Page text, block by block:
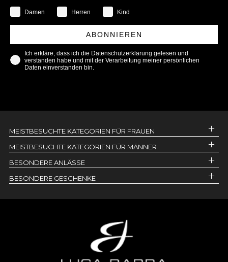
Damen Herren Kind
ABONNIEREN
Ich erkläre, dass ich die Datenschutzerklärung gelesen und
verstanden habe und mit der Verarbeitung meiner persönlichen
Daten einverstanden bin.
MEISTBESUCHTE KATEGORIEN FÜR FRAUEN
MEISTBESUCHTE KATEGORIEN FÜR MÄNNER
BESONDERE ANLÄSSE
BESONDERE GESCHENKE